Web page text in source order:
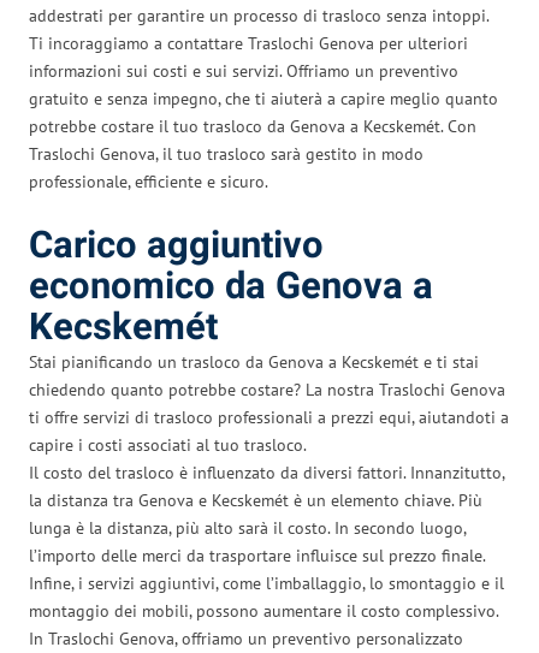
addestrati per garantire un processo di trasloco senza intoppi.
Ti incoraggiamo a contattare Traslochi Genova per ulteriori
informazioni sui costi e sui servizi. Offriamo un preventivo
gratuito e senza impegno, che ti aiuterà a capire meglio quanto
potrebbe costare il tuo trasloco da Genova a Kecskemét. Con
Traslochi Genova, il tuo trasloco sarà gestito in modo
professionale, efficiente e sicuro.
Carico aggiuntivo
economico da Genova a
Kecskemét
Stai pianificando un trasloco da Genova a Kecskemét e ti stai
chiedendo quanto potrebbe costare? La nostra Traslochi Genova
ti offre servizi di trasloco professionali a prezzi equi, aiutandoti a
capire i costi associati al tuo trasloco.
Il costo del trasloco è influenzato da diversi fattori. Innanzitutto,
la distanza tra Genova e Kecskemét è un elemento chiave. Più
lunga è la distanza, più alto sarà il costo. In secondo luogo,
l’importo delle merci da trasportare influisce sul prezzo finale.
Infine, i servizi aggiuntivi, come l’imballaggio, lo smontaggio e il
montaggio dei mobili, possono aumentare il costo complessivo.
In Traslochi Genova, offriamo un preventivo personalizzato